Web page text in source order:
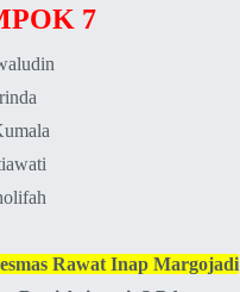
7
Rawat Inap Margojadi